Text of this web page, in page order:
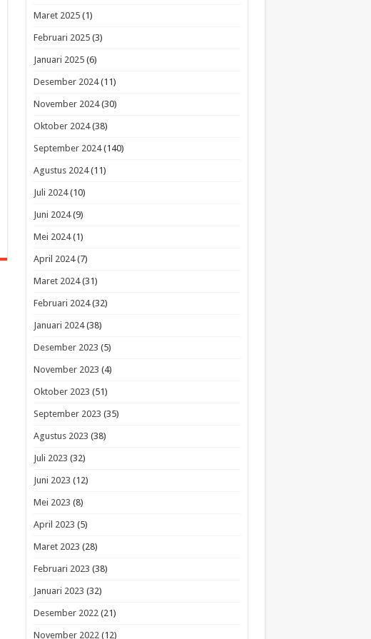
Maret 2025(1)
Februari 2025(3)
Januari 2025(6)
Desember 2024(11)
November 2024(30)
Oktober 2024(38)
September 2024(140)
Agustus 2024(11)
Juli 2024(10)
Juni 2024(9)
Mei 2024(1)
April 2024(7)
Maret 2024(31)
Februari 2024(32)
Januari 2024(38)
Desember 2023 (5)
November 2023 (4)
Oktober 2023 (51)
September 2023 (35)
Agustus 2023 (38)
Juli 2023 (32)
Juni 2023 (12)
Mei 2023 (8)
April 2023 (5)
Maret 2023 (28)
Februari 2023 (38)
Januari 2023 (32)
Desember 2022(21)
November 2022(12)